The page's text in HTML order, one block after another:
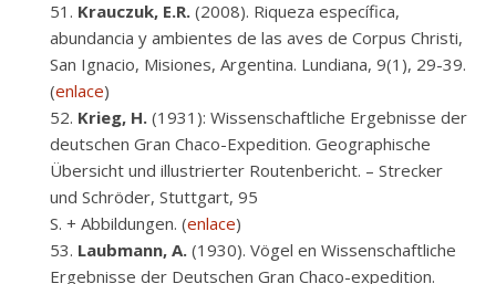
Krauczuk, E.R. (2008). Riqueza específica,
abundancia y ambientes de las aves de Corpus Christi,
San Ignacio, Misiones, Argentina. Lundiana, 9(1), 29-39.
(enlace)
Krieg, H. (1931): Wissenschaftliche Ergebnisse der
deutschen Gran Chaco-Expedition. Geographische
Übersicht und illustrierter Routenbericht. – Strecker
und Schröder, Stuttgart, 95
S. + Abbildungen. (enlace)
Laubmann, A. (1930). Vögel en Wissenschaftliche
Ergebnisse der Deutschen Gran Chaco-expedition.